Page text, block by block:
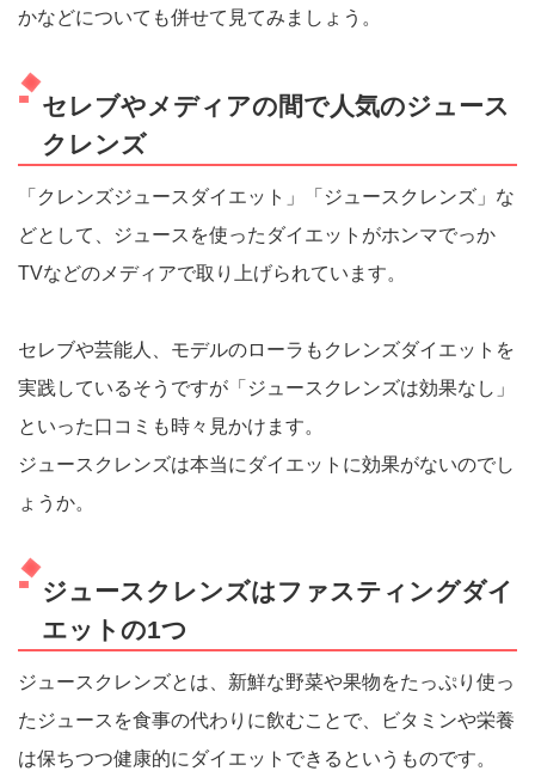
かなどについても併せて見てみましょう。
セレブやメディアの間で人気のジュース
クレンズ
「クレンズジュースダイエット」「ジュースクレンズ」な
どとして、ジュースを使ったダイエットがホンマでっか
TVなどのメディアで取り上げられています。
セレブや芸能人、モデルのローラもクレンズダイエットを
実践しているそうですが「ジュースクレンズは効果なし」
といった口コミも時々見かけます。
ジュースクレンズは本当にダイエットに効果がないのでし
ょうか。
ジュースクレンズはファスティングダイ
エットの1つ
ジュースクレンズとは、新鮮な野菜や果物をたっぷり使っ
たジュースを食事の代わりに飲むことで、ビタミンや栄養
は保ちつつ健康的にダイエットできるというものです。